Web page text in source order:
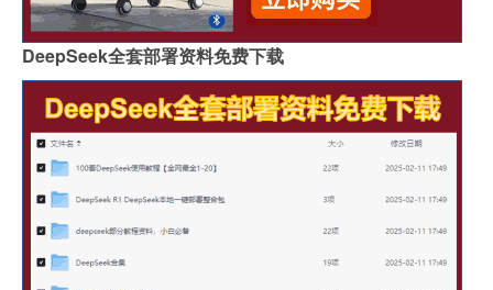
DeepSeek全套部署资料免费下载